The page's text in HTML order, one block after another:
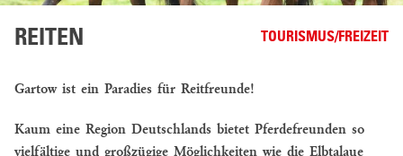
TOURISMUS/FREIZEIT
REITEN
Gartow ist ein Paradies für Reitfreunde!
Kaum eine Region Deutschlands bietet Pferdefreunden so
vielfältige und großzügige Möglichkeiten wie die Elbtalaue